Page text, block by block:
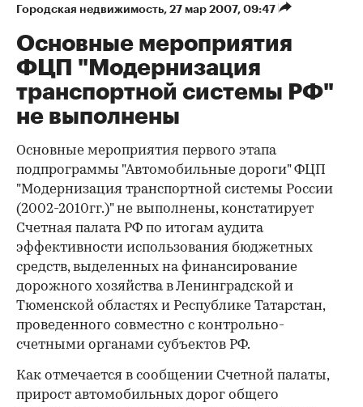
Городская недвижимость⁠, 27 мар 2007, 09:47
Основные мероприятия
ФЦП "Модернизация
транспортной системы РФ"
не выполнены
Основные мероприятия первого этапа
подпрограммы "Автомобильные дороги" ФЦП
"Модернизация транспортной системы России
(2002-2010гг.)" не выполнены, констатирует
Счетная палата РФ по итогам аудита
эффективности использования бюджетных
средств, выделенных на финансирование
дорожного хозяйства в Ленинградской и
Тюменской областях и Республике Татарстан,
проведенного совместно с контрольно-
счетными органами субъектов РФ.
Как отмечается в сообщении Счетной палаты,
прирост автомобильных дорог общего